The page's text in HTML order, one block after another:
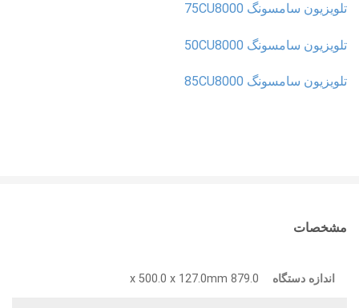
تلویزیون سامسونگ 75CU8000
تلویزیون سامسونگ 50CU8000
تلویزیون سامسونگ 85CU8000
مشخصات
اندازه دستگاه 879.0 x 500.0 x 127.0mm